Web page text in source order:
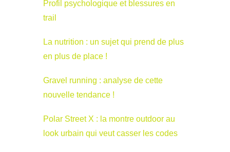
Profil psychologique et blessures en
trail
La nutrition : un sujet qui prend de plus
en plus de place !
Gravel running : analyse de cette
nouvelle tendance !
Polar Street X : la montre outdoor au
look urbain qui veut casser les codes